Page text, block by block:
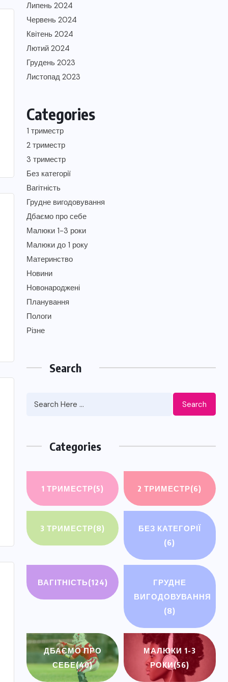
Липень 2024
Червень 2024
Квітень 2024
Лютий 2024
Грудень 2023
Листопад 2023
Categories
1 триместр
2 триместр
3 триместр
Без категорії
Вагітність
Грудне вигодовування
Дбаємо про себе
Малюки 1-3 роки
Малюки до 1 року
Материнство
Новини
Новонароджені
Планування
Пологи
Різне
Search
Search
Categories
1 ТРИМЕСТР(5) 2 ТРИМЕСТР(6)
3 ТРИМЕСТР(8)
БЕЗ КАТЕГОРІЇ
(6)
ВАГІТНІСТЬ(124)
ГРУДНЕ
ВИГОДОВУВАННЯ
(8)
ДБАЄМО ПРО
СЕБЕ(40)
МАЛЮКИ 1-3
РОКИ(56)